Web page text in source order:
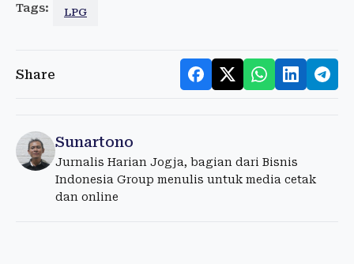
Tags: LPG
Share
Sunartono
Jurnalis Harian Jogja, bagian dari Bisnis
Indonesia Group menulis untuk media cetak
dan online